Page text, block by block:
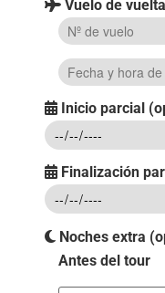
Vuelo de
Inicio parcial
Finalización
Noches extra
Antes del tour